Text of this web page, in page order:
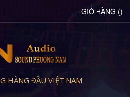
GIỎ HÀNG ()
HÀNG ĐẦU VIỆT NAM